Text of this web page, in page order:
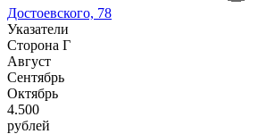
Достоевского, 78
Указатели
Сторона Г
Август
Сентябрь
Октябрь
4.500
рублей